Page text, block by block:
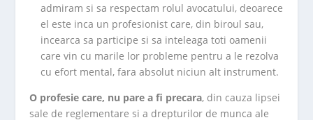
admiram si sa respectam rolul avocatului, deoarece
el este inca un profesionist care, din biroul sau,
incearca sa participe si sa inteleaga toti oamenii
care vin cu marile lor probleme pentru a le rezolva
cu efort mental, fara absolut niciun alt instrument.
O profesie care, nu pare a fi precara, din cauza lipsei
sale de reglementare si a drepturilor de munca ale